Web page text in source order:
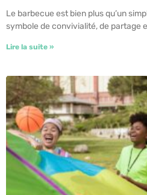
Le barbecue est bien plus qu’un
symbole de convivialité, de partage
Lire la suite »